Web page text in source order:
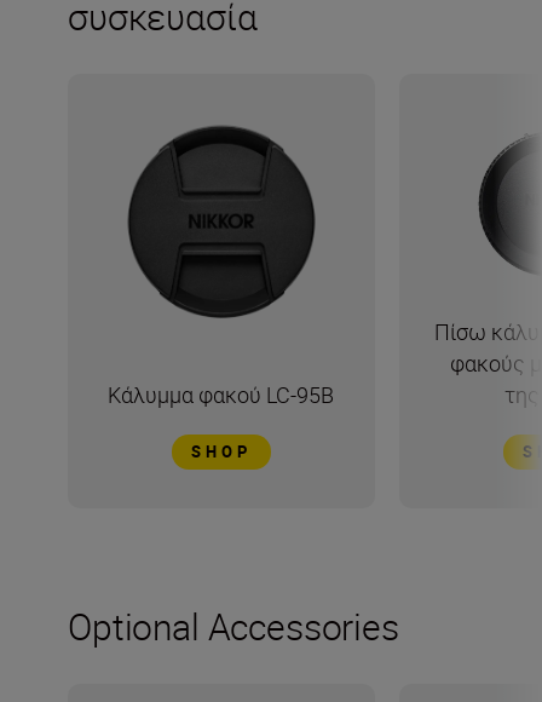
συσκευασία
Κάλυμμα φακού LC-95B
SHOP
Πίσω
φακούς
Optional Accessories